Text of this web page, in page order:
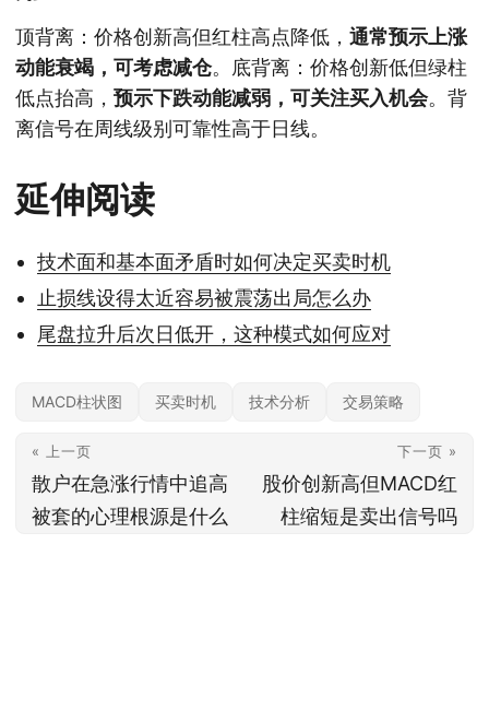
顶背离：价格创新高但红柱高点降低， 通常预示上涨
动能衰竭，可考虑减仓。底背离：价格创新低但绿柱
低点抬高， 预示下跌动能减弱，可关注买入机会。背
离信号在周线级别可靠性高于日线。
延伸阅读
技术面和基本面矛盾时如何决定买卖时机
止损线设得太近容易被震荡出局怎么办
尾盘拉升后次日低开，这种模式如何应对
MACD柱状图 买卖时机 技术分析 交易策略
« 上一页
散户在急涨行情中追高
被套的心理根源是什么
下一页 »
股价创新高但MACD红
柱缩短是卖出信号吗